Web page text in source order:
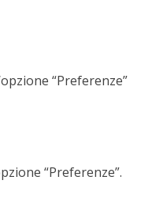
“Preferenze”
“Preferenze”.